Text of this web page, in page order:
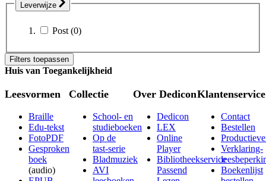
Leverwijze
Post (0)
Filters toepassen
Huis van Toegankelijkheid
Leesvormen
Braille
Edu-tekst
FotoPDF
Gesproken
boek
(audio)
Collectie
School- en
studieboeken
Op de
tast-serie
Bladmuziek
AVI
Over Dedicon
Dedicon
LEX
Online
Player
Bibliotheekservice
Passend
Klantenservice
Contact
Bestellen
Verklaring-
Boekenlijst